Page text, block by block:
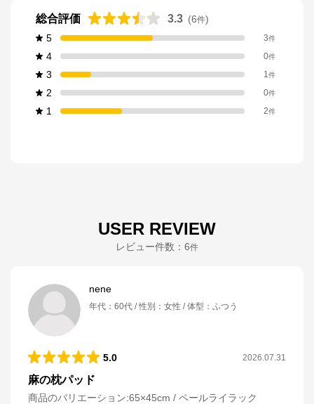
総合評価 3.3 (6件)
5
3件
4 0件
3 1件
2 0件
1 2件
USER REVIEW
レビュー件数： 6件
nene
年代 ： 60代 性別 ： 女性 体型 ： ふつう
5.0 2026.07.31
麻の枕パッド
商品のバリエーション:65×45cm / ペールライラック